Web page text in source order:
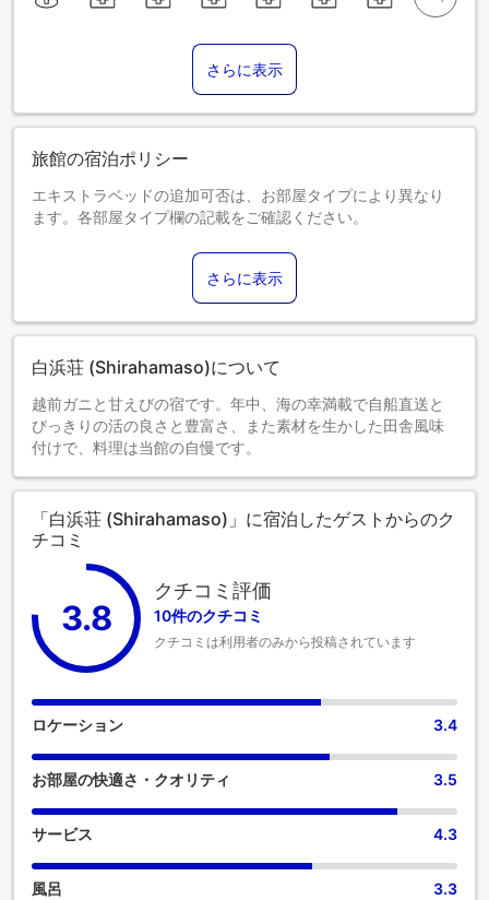
さらに表示
旅館の宿泊ポリシー
エキストラベッドの追加可否は、お部屋タイプにより異なり
ます。各部屋タイプ欄の記載をご確認ください。
さらに表示
白浜荘 (Shirahamaso)について
越前ガニと甘えびの宿です。年中、海の幸満載で自船直送と
びっきりの活の良さと豊富さ、また素材を生かした田舎風味
付けで、料理は当館の自慢です。
「白浜荘 (Shirahamaso)」に宿泊したゲストからのク
チコミ
3.8
クチコミ評価
10件のクチコミ
クチコミは利用者のみから投稿されています
ロケーション 3.4
お部屋の快適さ・クオリティ 3.5
サービス 4.3
風呂 3.3